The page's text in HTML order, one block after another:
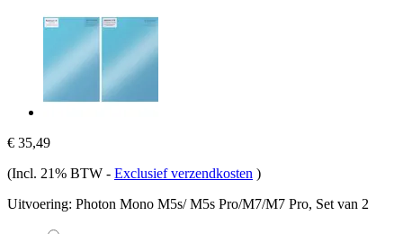
€ 35,49
(Incl. 21% BTW - Exclusief verzendkosten )
Uitvoering: Photon Mono M5s/ M5s Pro/M7/M7 Pro, Set van 2